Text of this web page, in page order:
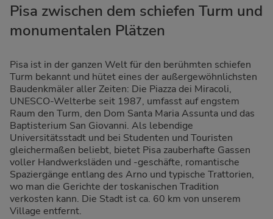
Pisa zwischen dem schiefen Turm und
monumentalen Plätzen
Pisa ist in der ganzen Welt für den berühmten schiefen
Turm bekannt und hütet eines der außergewöhnlichsten
Baudenkmäler aller Zeiten: Die Piazza dei Miracoli,
UNESCO-Welterbe seit 1987, umfasst auf engstem
Raum den Turm, den Dom Santa Maria Assunta und das
Baptisterium San Giovanni. Als lebendige
Universitätsstadt und bei Studenten und Touristen
gleichermaßen beliebt, bietet Pisa zauberhafte Gassen
voller Handwerksläden und -geschäfte, romantische
Spaziergänge entlang des Arno und typische Trattorien,
wo man die Gerichte der toskanischen Tradition
verkosten kann. Die Stadt ist ca. 60 km von unserem
Village entfernt.